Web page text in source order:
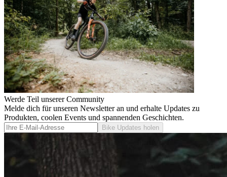
Werde Teil unserer Community
Melde dich für unseren Newsletter an und erhalte Updates zu
Produkten, coolen Events und spannenden Geschichten.
Bike Updates holen